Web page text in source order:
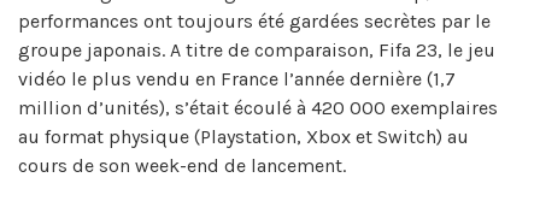
performances ont toujours été gardées secrètes par le
groupe japonais. A titre de comparaison, Fifa 23, le jeu
vidéo le plus vendu en France l’année dernière (1,7
million d’unités), s’était écoulé à 420 000 exemplaires
au format physique (Playstation, Xbox et Switch) au
cours de son week-end de lancement.